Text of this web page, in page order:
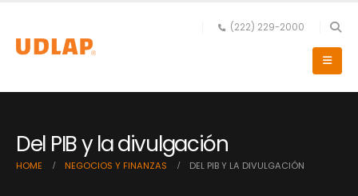
(222) 229-2000
Del PIB y la divulgación
HOME NEGOCIOS Y FINANZAS DEL PIB Y LA DIVULGACIÓN